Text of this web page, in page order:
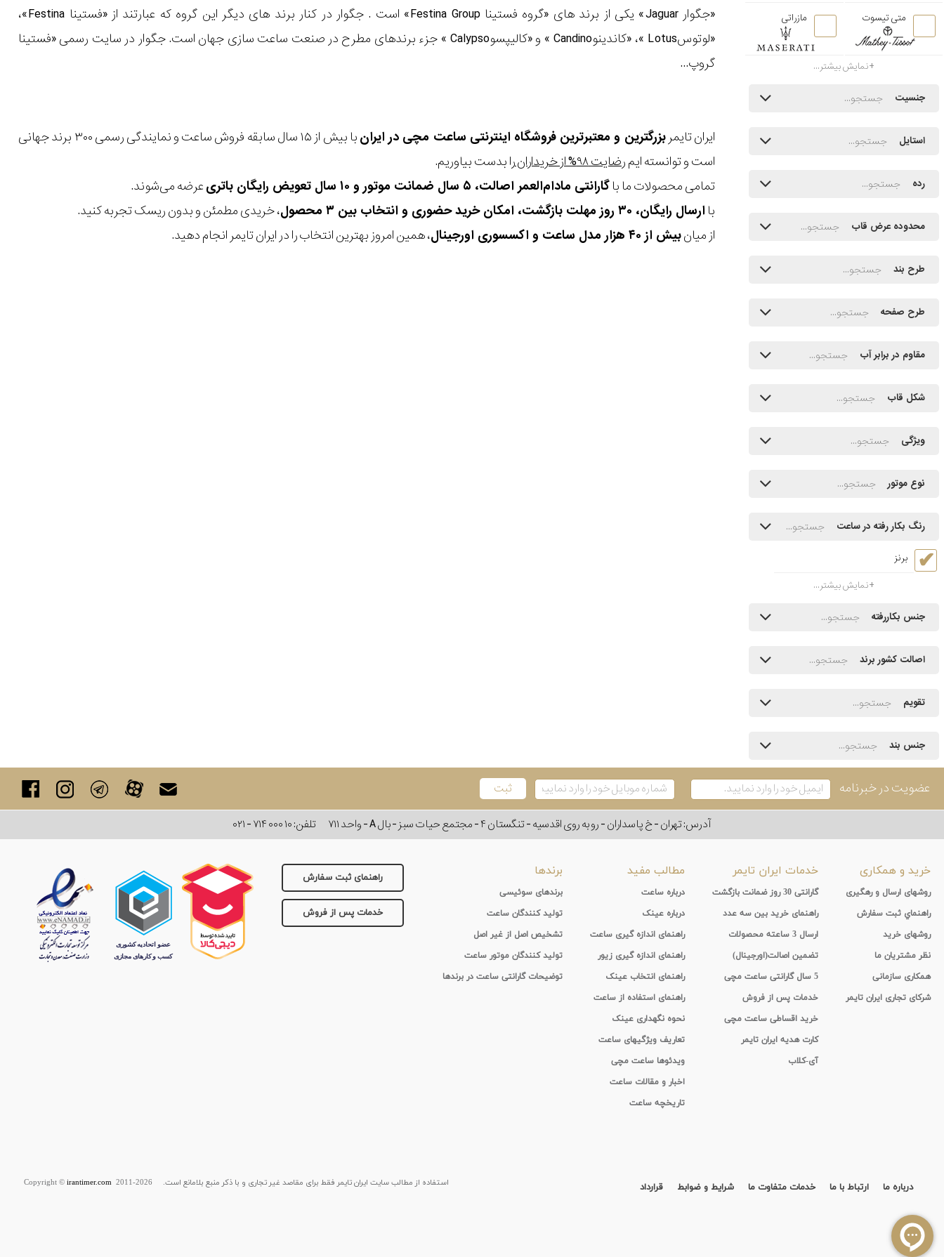
«جگوار Jaguar» یکی از برند های «گروه فستینا Festina Group» است . جگوار در کنار برند های دیگر این گروه که عبارتند از «فستینا Festina»،
«لوتوسLotus »، «کاندینوCandino » و «کالیپسوCalypso » جزء برندهای مطرح در صنعت ساعت سازی جهان است. جگوار در سایت رسمی «فستینا
گروپ...
ایران تایمربزرگترین و معتبرترین فروشگاه اینترنتی ساعت مچی در ایران
با بیش از ۱۵ سال سابقه فروش ساعت و نمایندگی رسمی ۳۰۰ برند جهانی
است و توانسته ایمرضایت ۹۸% از خریداران
را بدست بیاوریم.
تمامی محصولات ما باگارانتی مادام‌العمر اصالت، ۵ سال ضمانت موتور و ۱۰ سال تعویض رایگان باتری
عرضه می‌شوند.
باارسال رایگان، ۳۰ روز مهلت بازگشت، امکان خرید حضوری و انتخاب بین ۳ محصول
، خریدی مطمئن و بدون ریسک تجربه کنید.
از میانبیش از ۴۰ هزار مدل ساعت و اکسسوری اورجینال ، همین امروز بهترین انتخاب را در ایران تایمر انجام دهید.
متی تیسوت مازراتی
نمایش بیشتر...
جنسیت
استایل
رده
محدوده عرض قاب
طرح بند
طرح صفحه
مقاوم در برابر آب
شکل قاب
ویژگی
نوع موتور
رنگ بکار رفته در ساعت
برنز
نمایش بیشتر...
جنس بکاررفته
اصالت کشور برند
تقویم
جنس بند
عضویت در خبرنامه
آدرس: تهران - خ پاسداران - رو به روی اقدسیه - تنگستان ۴ - مجتمع حیات سبز - بال A - واحد ۷۱۱ تلفن:۰۲۱ - ۷۱۴ ۰۰۰ ۱۰
راهنمای ثبت سفارش
خدمات پس از فروش
خرید و همکاری
روشهای ارسال و رهگیری
راهنماي ثبت سفارش
روشهای خرید
نظر مشتریان ما
همکاری سازمانی
شرکای تجاری ایران تایمر
خدمات ایران تایمر
گارانتی 30 روز ضمانت بازگشت
راهنمای خرید بین سه عدد
ارسال 3 ساعته محصولات
تضمین اصالت(اورجینال)
5 سال گارانتی ساعت مچی
خدمات پس از فروش
خرید اقساطی ساعت مچی
کارت هدیه ایران تایمر
آی-کلاب
مطالب مفید
درباره ساعت
درباره عینک
راهنمای اندازه گیری ساعت
راهنمای اندازه گیری زیور
راهنمای انتخاب عینک
راهنمای استفاده از ساعت
نحوه نگهداری عینک
تعاریف ویژگیهای ساعت
ویدئوها ساعت مچی
اخبار و مقالات ساعت
تاریخچه ساعت
برندها
برندهای سوئیسی
تولید کنندگان ساعت
تشخیص اصل از غیر اصل
تولید کنندگان موتور ساعت
توضیحات گارانتی ساعت در برندها
درباره ما ارتباط با ما خدمات متفاوت ما شرایط و ضوابط قرارداد استفاده از مطالب سايت ایران تایمر فقط برای مقاصد غیر تجاری و با ذکر منبع بلامانع است. Copyright © irantimer.com2011-2026